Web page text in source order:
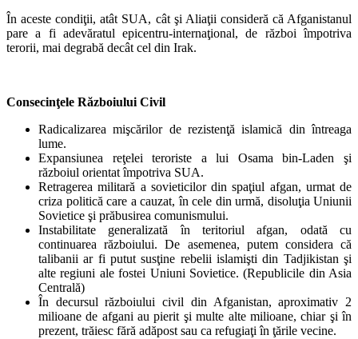
În aceste condiţii, atât SUA, cât şi Aliaţii consideră că Afganistanul
pare a fi adevăratul epicentru-internaţional, de război împotriva
terorii, mai degrabă decât cel din Irak.
Consecinţele Războiului Civil
Radicalizarea mişcărilor de rezistenţă islamică din întreaga
lume.
Expansiunea reţelei teroriste a lui Osama bin-Laden şi
războiul orientat împotriva SUA.
Retragerea militară a sovieticilor din spaţiul afgan, urmat de
criza politică care a cauzat, în cele din urmă, disoluţia Uniunii
Sovietice şi prăbusirea comunismului.
Instabilitate generalizată în teritoriul afgan, odată cu
continuarea războiului. De asemenea, putem considera că
talibanii ar fi putut susţine rebelii islamişti din Tadjikistan şi
alte regiuni ale fostei Uniuni Sovietice. (Republicile din Asia
Centrală)
În decursul războiului civil din Afganistan, aproximativ 2
milioane de afgani au pierit şi multe alte milioane, chiar şi în
prezent, trăiesc fără adăpost sau ca refugiaţi în ţările vecine.